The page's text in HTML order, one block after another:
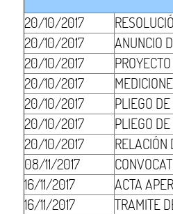
20/10/2017
20/10/2017
ANUNCIO
20/10/2017
20/10/2017
20/10/2017
PLIEGO
20/10/2017
PLIEGO
20/10/2017
RELACIÓN
08/11/2017
16/11/2017
ACTA
16/11/2017
TRAMITE